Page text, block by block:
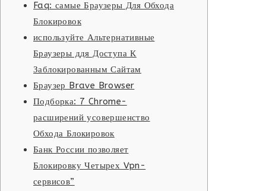
Faq: самые Браузеры Для Обхода
Блокировок
используйте Альтернативные
Браузеры ддя Доступа К
Заблокированным Сайтам
Браузер Brave Browser
Подборка: 7 Chrome-
расширений усовершенство
Обхода Блокировок
Банк России позволяет
Блокировку Четырех Vpn-
сервисов”